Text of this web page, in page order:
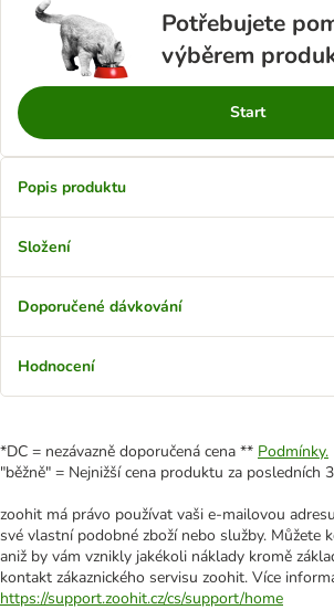
Potřebujete
výběrem
Start
Popis produktu
Složení
Doporučené dávkování
Hodnocení
*DC = nezávazně doporučená cena ** Podmínky.
"běžně" = Nejnižší cena produktu za posledních
zoohit má právo používat vaši e-mailovou
své vlastní podobné zboží nebo služby. Můžete
aniž by vám vznikly jakékoli náklady kromě
kontakt zákaznického servisu zoohit. Více
https://support.zoohit.cz/cs/support/home